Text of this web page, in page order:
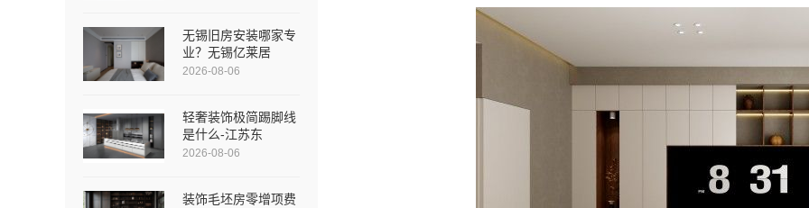
无锡旧房安装哪家专
业？无锡亿莱居
2026-08-06
轻奢装饰极简踢脚线
是什么-江苏东
2026-08-06
装饰毛坯房零增项费